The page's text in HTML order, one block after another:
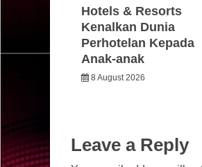
Hotels & Resorts
Kenalkan Dunia
Perhotelan Kepada
Anak-anak
8 August 2026
Leave a Reply